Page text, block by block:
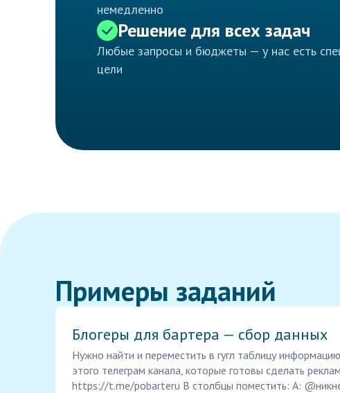
немедленно
Решение для всех задач
Любые запросы и бюджеты — у нас есть
цели
Примеры заданий
Блогеры для бартера — сбор данных
Нужно найти и переместить в гугл таблицу
этого телеграм канала, которые готовы сделать
https://t.me/pobarteru В столбцы поместить: A: